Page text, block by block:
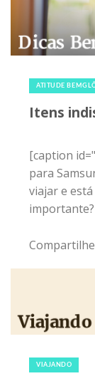
ATITUDE
Itens
[caption
para
viajar e
VIAJANDO